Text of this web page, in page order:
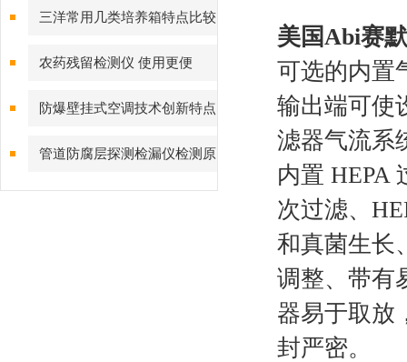
养箱|CO2培养箱报价|低品牌全
三洋常用几类培养箱特点比较
农药残留检测仪 使用更便
捷！
防爆壁挂式空调技术创新特点
管道防腐层探测检漏仪检测原
理及主要技术指标有哪些
美国Abi赛
可选的内置
输出端可使
滤器气流系
内置 HEPA
次过滤、
和真菌生长
调整、带有
器易于取放
封严密。